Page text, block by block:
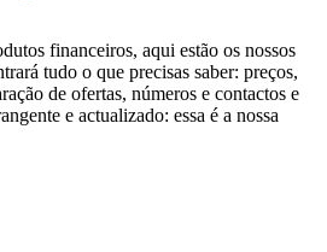
financeiros, aqui estão os nossos
tudo o que precisas saber: preços,
de ofertas, números e contactos e
e actualizado: essa é a nossa